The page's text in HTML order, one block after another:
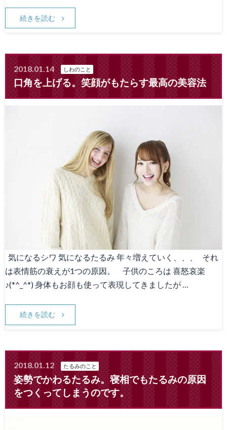
続きを読む
2018.01.14 しわのこと
口角を上げる。笑顔がもたらす最高の美容法
気になるシワ 気になるたるみ 年々増えていく、、、 それ
は表情筋の衰えが1つの原因。 子供のころは 喜怒哀楽
♪(*^_^*) 身体もお顔も使って表現してきましたが …
続きを読む
2018.01.12 たるみのこと
姿勢でかわるたるみ。寝相でもたるみの原因
をつくってしまうのです。